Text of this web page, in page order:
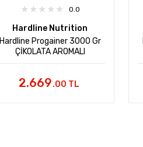
0.0
Hardline Nutrition
Hardline Progainer 3000 Gr
ÇİKOLATA AROMALI
2.669.00 TL